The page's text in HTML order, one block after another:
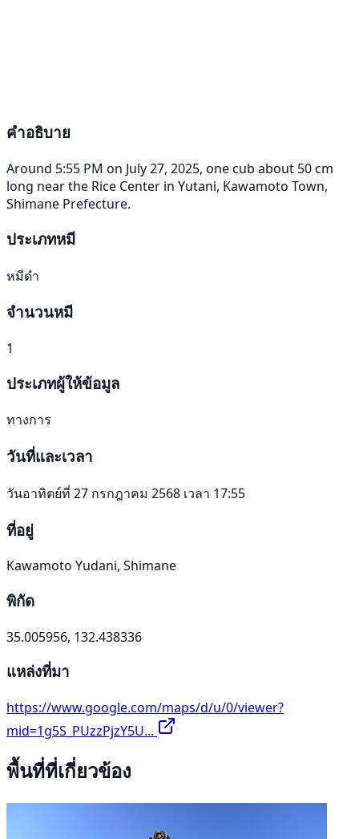
คำอธิบาย
Around 5:55 PM on July 27, 2025, one cub about 50 cm
long near the Rice Center in Yutani, Kawamoto Town,
Shimane Prefecture.
ประเภทหมี
หมีดำ
จำนวนหมี
1
ประเภทผู้ให้ข้อมูล
ทางการ
วันที่และเวลา
วันอาทิตย์ที่ 27 กรกฎาคม 2568 เวลา 17:55
ที่อยู่
Kawamoto Yudani, Shimane
พิกัด
35.005956, 132.438336
แหล่งที่มา
https://www.google.com/maps/d/u/0/viewer?
mid=1g5S_PUzzPjzY5U...
พื้นที่ที่เกี่ยวข้อง